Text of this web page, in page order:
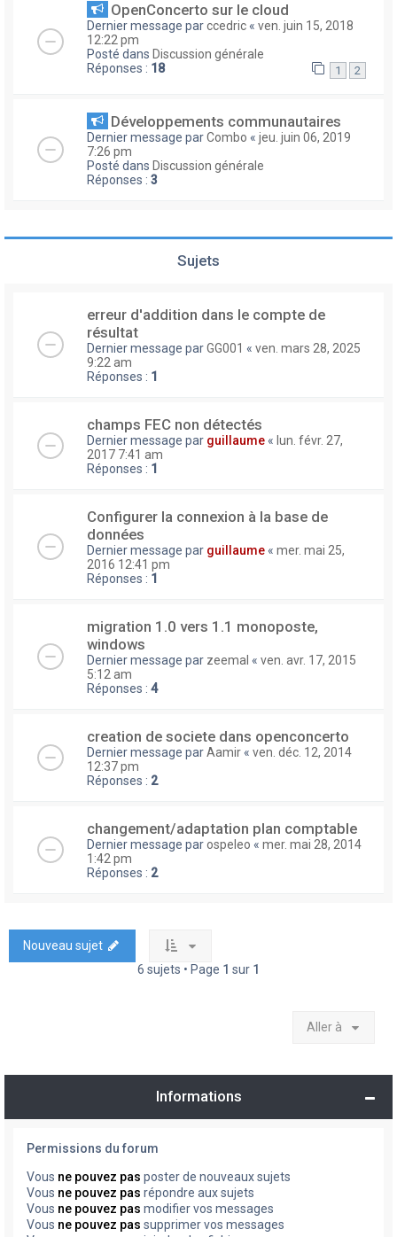
OpenConcerto sur le cloud
Dernier message parccedric « ven. juin 15, 2018
12:22 pm
Posté dans Discussion générale
Réponses : 18 1 2
Développements communautaires
Dernier message parCombo « jeu. juin 06, 2019
7:26 pm
Posté dans Discussion générale
Réponses : 3
Sujets
erreur d'addition dans le compte de
résultat
Dernier message parGG001 « ven. mars 28, 2025
9:22 am
Réponses : 1
champs FEC non détectés
Dernier message par guillaume « lun. févr. 27,
2017 7:41 am
Réponses : 1
Configurer la connexion à la base de
données
Dernier message par guillaume « mer. mai 25,
2016 12:41 pm
Réponses : 1
migration 1.0 vers 1.1 monoposte,
windows
Dernier message par zeemal « ven. avr. 17, 2015
5:12 am
Réponses : 4
creation de societe dans openconcerto
Dernier message parAamir « ven. déc. 12, 2014
12:37 pm
Réponses : 2
changement/adaptation plan comptable
Dernier message parospeleo « mer. mai 28, 2014
1:42 pm
Réponses : 2
Nouveau sujet
6 sujets • Page 1 sur 1
Aller à
Informations
Permissions du forum
Vous ne pouvez pas poster de nouveaux sujets
Vous ne pouvez pas répondre aux sujets
Vous ne pouvez pas modifier vos messages
Vous ne pouvez pas supprimer vos messages